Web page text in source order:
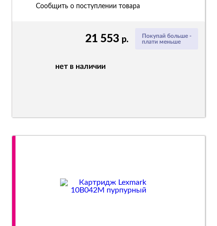
Покупай больше -
плати меньше
21 553 р.
нет в наличии
Сообщить о поступлении товара